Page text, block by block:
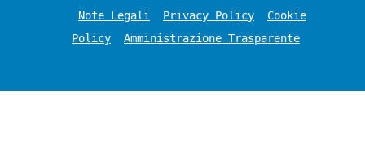
Note Legali Privacy Policy
Cookie
Policy
Amministrazione Trasparente